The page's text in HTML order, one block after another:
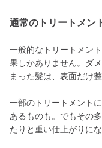
通常のトリートメン
一般的なトリートメン
果しかありません。ダ
まった髪は、表面だけ
一部のトリートメント
あるものも。でもその
たりと重い仕上がりに